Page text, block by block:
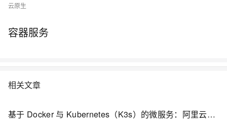
云原生
容器服务
相关文章
基于 Docker 与 Kubernetes（K3s）的微服务：阿里云生产环境扩容实践